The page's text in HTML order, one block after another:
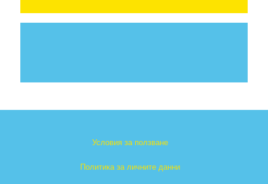
Условия за ползване
Политика за личните данни